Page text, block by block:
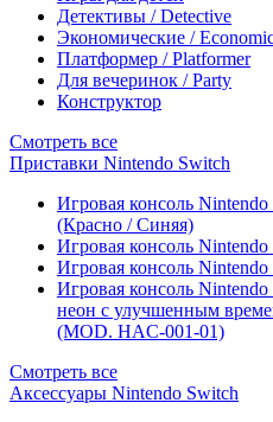
Детективы / Detective
Экономические /
Платформер / Platformer
Для вечеринок / Party
Конструктор
Смотреть все
Приставки Nintendo Switch
Игровая консоль
(Красно / Синяя)
Игровая консоль
Игровая консоль
Игровая консоль
неон с улучшенным
(MOD. HAC-001-01)
Смотреть все
Аксессуары Nintendo Switch